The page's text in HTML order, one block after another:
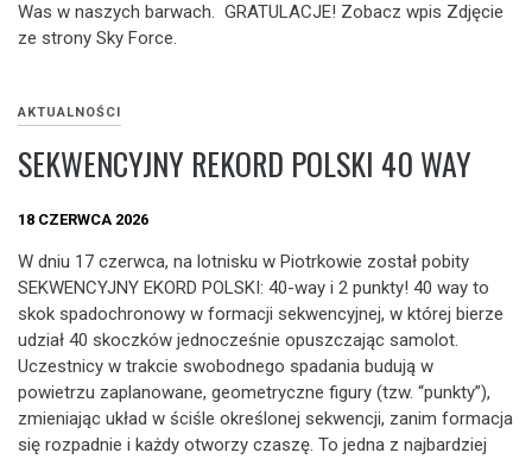
Was w naszych barwach. GRATULACJE! Zobacz wpis Zdjęcie
ze strony Sky Force.
AKTUALNOŚCI
SEKWENCYJNY REKORD POLSKI 40 WAY
18 CZERWCA 2026
W dniu 17 czerwca, na lotnisku w Piotrkowie został pobity
SEKWENCYJNY EKORD POLSKI: 40-way i 2 punkty! 40 way to
skok spadochronowy w formacji sekwencyjnej, w której bierze
udział 40 skoczków jednocześnie opuszczając samolot.
Uczestnicy w trakcie swobodnego spadania budują w
powietrzu zaplanowane, geometryczne figury (tzw. “punkty”),
zmieniając układ w ściśle określonej sekwencji, zanim formacja
się rozpadnie i każdy otworzy czaszę. To jedna z najbardziej